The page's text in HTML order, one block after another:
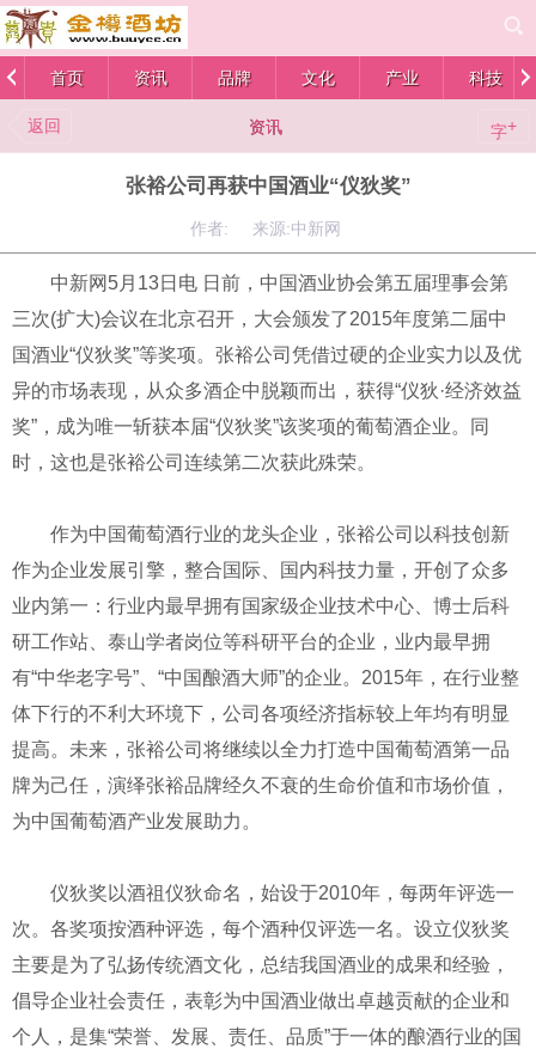
首页 资讯 品牌 文化 产业 科技
返回 资讯 字+
张裕公司再获中国酒业“仪狄奖”
作者: 来源:中新网
中新网5月13日电 日前，中国酒业协会第五届理事会第
三次(扩大)会议在北京召开，大会颁发了2015年度第二届中
国酒业“仪狄奖”等奖项。张裕公司凭借过硬的企业实力以及优
异的市场表现，从众多酒企中脱颖而出，获得“仪狄·经济效益
奖”，成为唯一斩获本届“仪狄奖”该奖项的葡萄酒企业。同
时，这也是张裕公司连续第二次获此殊荣。
作为中国葡萄酒行业的龙头企业，张裕公司以科技创新
作为企业发展引擎，整合国际、国内科技力量，开创了众多
业内第一：行业内最早拥有国家级企业技术中心、博士后科
研工作站、泰山学者岗位等科研平台的企业，业内最早拥
有“中华老字号”、“中国酿酒大师”的企业。2015年，在行业整
体下行的不利大环境下，公司各项经济指标较上年均有明显
提高。未来，张裕公司将继续以全力打造中国葡萄酒第一品
牌为己任，演绎张裕品牌经久不衰的生命价值和市场价值，
为中国葡萄酒产业发展助力。
仪狄奖以酒祖仪狄命名，始设于2010年，每两年评选一
次。各奖项按酒种评选，每个酒种仅评选一名。设立仪狄奖
主要是为了弘扬传统酒文化，总结我国酒业的成果和经验，
倡导企业社会责任，表彰为中国酒业做出卓越贡献的企业和
个人，是集“荣誉、发展、责任、品质”于一体的酿酒行业的国